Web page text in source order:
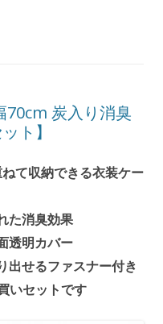
70cm 炭入り消臭
ト】
て収納できる衣装ケー
た消臭効果
透明カバー
出せるファスナー付き
いセットです